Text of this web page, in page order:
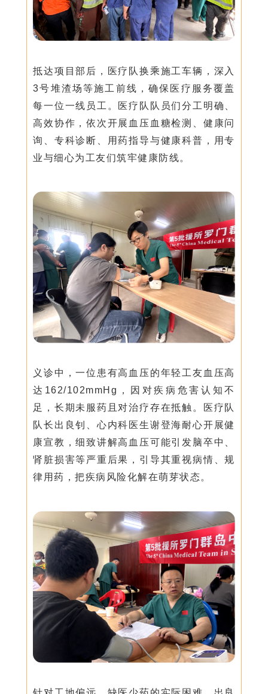
抵达项目部后，医疗队换乘施工车辆，深入
3号堆渣场等施工前线，确保医疗服务覆盖
每一位一线员工。医疗队队员们分工明确、
高效协作，依次开展血压血糖检测、健康问
询、专科诊断、用药指导与健康科普，用专
业与细心为工友们筑牢健康防线。
义诊中，一位患有高血压的年轻工友血压高
达162/102mmHg，因对疾病危害认知不
足，长期未服药且对治疗存在抵触。医疗队
队长出良钊、心内科医生谢登海耐心开展健
康宣教，细致讲解高血压可能引发脑卒中、
肾脏损害等严重后果，引导其重视病情、规
律用药，把疾病风险化解在萌芽状态。